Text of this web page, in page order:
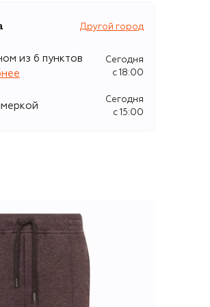
Другой город
из 6 пунктов
Сегодня
c 18:00
Сегодня
c 15:00